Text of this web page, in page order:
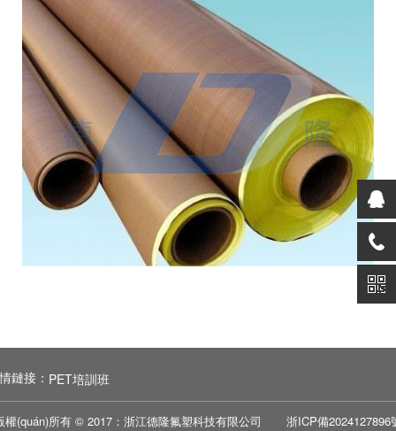
鏈接： PET培訓班
權(quán)所有 © 2017：浙江德隆氟塑科技有限公司 浙ICP備2024127896